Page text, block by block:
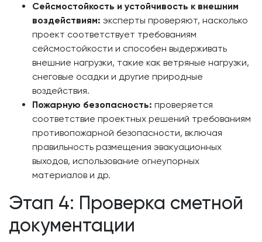
Сейсмостойкость и устойчивость к внешним
воздействиям: эксперты проверяют, насколько
проект соответствует требованиям
сейсмостойкости и способен выдерживать
внешние нагрузки, такие как ветряные нагрузки,
снеговые осадки и другие природные
воздействия.
Пожарную безопасность: проверяется
соответствие проектных решений требованиям
противопожарной безопасности, включая
правильность размещения эвакуационных
выходов, использование огнеупорных
материалов и др.
Этап 4: Проверка сметной
документации